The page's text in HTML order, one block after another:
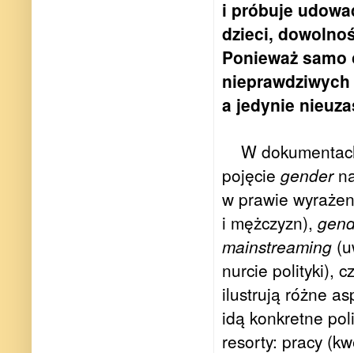
i próbuje
dzieci,
Ponieważ
a jedynie
W
pojęcie gender
w prawie
i mężczyzn),
mainstreaming
nurcie polityki),
ilustrują różne
idą konkretne
resorty: pracy